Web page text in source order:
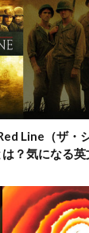
Line（ザ・
？気になる